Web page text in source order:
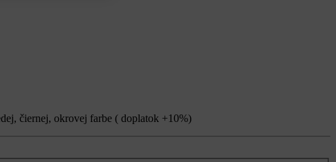
čiernej, okrovej farbe ( doplatok +10%)